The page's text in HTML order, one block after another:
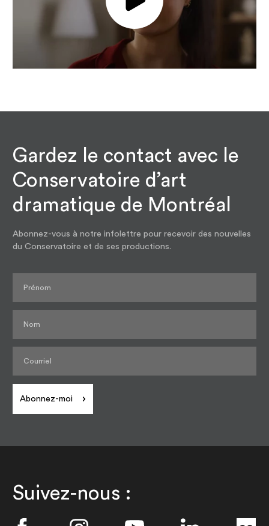
Jouer la vidéo
Gardez le contact avec le
Conservatoire d’art
dramatique de Montréal
Abonnez-vous à notre infolettre pour recevoir des nouvelles
du Conservatoire et de ses productions.
Abonnez-moi
Suivez-nous :